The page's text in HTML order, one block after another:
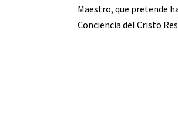
Maestro, que pretende
Conciencia del Cristo